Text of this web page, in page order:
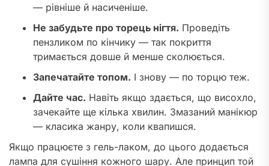
— рівніше й насиченіше.
Не забудьте про торець нігтя. Проведіть
пензликом по кінчику — так покриття
тримається довше й менше сколюється.
Запечатайте топом. І знову — по торцю теж.
Дайте час. Навіть якщо здається, що висохло,
зачекайте ще кілька хвилин. Змазаний манікюр
— класика жанру, коли квапишся.
Якщо працюєте з гель-лаком, до цього додається
лампа для сушіння кожного шару. Але принцип той